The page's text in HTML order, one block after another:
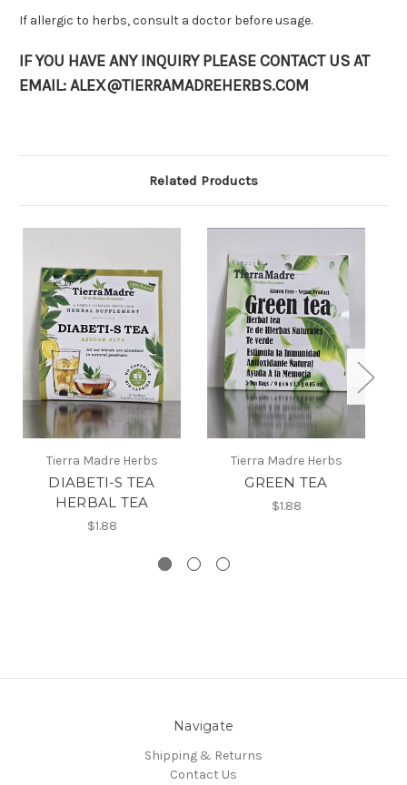
If allergic to herbs, consult a doctor before usage.
IF YOU HAVE ANY INQUIRY PLEASE CONTACT US AT
EMAIL: ALEX@TIERRAMADREHERBS.COM
Related Products
Tierra Madre Herbs
DIABETI-S TEA
HERBAL TEA
$1.88
Tierra Madre Herbs
GREEN TEA
$1.88
Navigate
Shipping & Returns
Contact Us